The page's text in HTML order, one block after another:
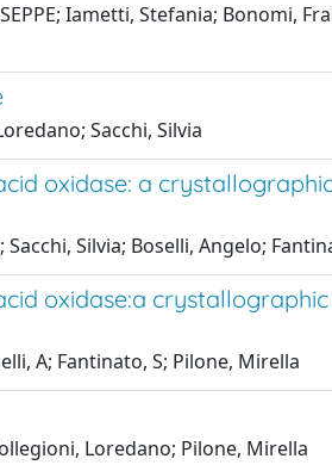
Iametti, Stefania; Bonomi,
Sacchi, Silvia
oxidase: a
Silvia; Boselli, Angelo;
oxidase:a
A; Fantinato, S; Pilone, Mirella
Loredano; Pilone, Mirella